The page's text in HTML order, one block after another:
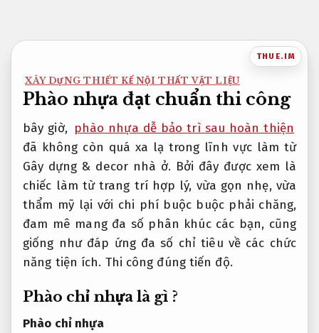
nội
THUE.IM
XÂY DỰNG THIẾT KẾ NỘI THẤT VẬT LIỆU
Phào nhựa đạt chuẩn thi công
bây giờ, phào nhựa dễ bảo trì sau hoàn thiện
đã không còn quá xa lạ trong lĩnh vực làm từ
Gây dựng & decor nhà ở. Bởi đây được xem là
chiếc làm từ trang trí hợp lý, vừa gọn nhẹ, vừa
thẩm mỹ lại với chi phí buộc buộc phải chăng,
đam mê mang đa số phân khúc các bạn, cũng
giống như đáp ứng đa số chỉ tiêu về các chức
năng tiện ích. Thi công đúng tiến độ.
Phào chỉ nhựa là gì ?
Phào chỉ nhựa